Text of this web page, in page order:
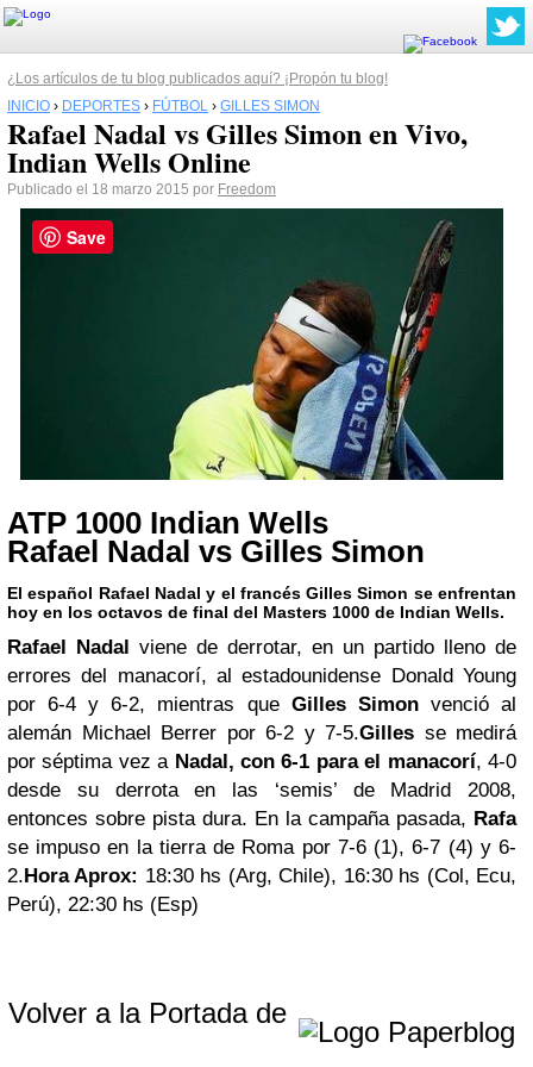
¿Los artículos de tu blog publicados aquí? ¡Propón tu blog!
INICIO › DEPORTES › FÚTBOL › GILLES SIMON
Rafael Nadal vs Gilles Simon en Vivo,
Indian Wells Online
Publicado el 18 marzo 2015 por Freedom
ATP 1000 Indian Wells
Rafael Nadal vs Gilles Simon
El español Rafael Nadal y el francés Gilles Simon se enfrentan
hoy en los octavos de final del Masters 1000 de Indian Wells.
Rafael Nadal viene de derrotar, en un partido lleno de
errores del manacorí, al estadounidense Donald Young
por 6-4 y 6-2, mientras que Gilles Simon venció al
alemán Michael Berrer por 6-2 y 7-5.Gilles se medirá
por séptima vez a Nadal, con 6-1 para el manacorí, 4-0
desde su derrota en las ‘semis’ de Madrid 2008,
entonces sobre pista dura. En la campaña pasada, Rafa
se impuso en la tierra de Roma por 7-6 (1), 6-7 (4) y 6-
2.Hora Aprox: 18:30 hs (Arg, Chile), 16:30 hs (Col, Ecu,
Perú), 22:30 hs (Esp)
Volver a la Portada de
Save